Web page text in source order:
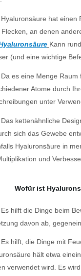
Hyaluronsäure hat einen
Flecken, an denen
Kann
(und eine wichtige
Da es eine Menge
Atome durch
unter
Das kettenähnliche
sich das Gewebe
Hyaluronsäure in
und
Wofür ist
Es hilft die Dinge beim
davon ab,
Es hilft, die Dinge mit
hält etwa
verwendet wird. Es